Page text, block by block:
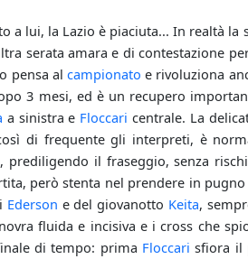
a lui, la Lazio è piaciuta... In realtà la
serata amara e di contestazione
pensa al campionato e rivoluziona
3 mesi, ed è un recupero
a sinistra e Floccari centrale. La
di frequente gli interpreti, è
il fraseggio, senza
però stenta nel prendere in pugno
Ederson e del giovanotto Keita,
fluida e incisiva e i cross che
di tempo: prima Floccari sfiora il